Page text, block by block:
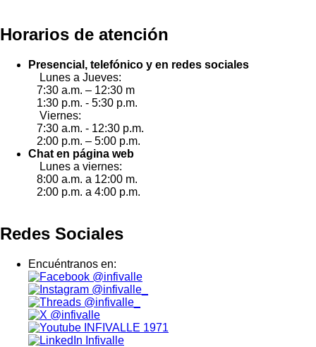
Horarios de atención
Presencial, telefónico y en redes sociales
Lunes a Jueves:
7:30 a.m. – 12:30 m
1:30 p.m. - 5:30 p.m.
Viernes:
7:30 a.m. - 12:30 p.m.
2:00 p.m. – 5:00 p.m.
Chat en página web
Lunes a viernes:
8:00 a.m. a 12:00 m.
2:00 p.m. a 4:00 p.m.
Redes Sociales
Encuéntranos en:
@infivalle
@infivalle_
@infivalle_
@infivalle
INFIVALLE 1971
Infivalle